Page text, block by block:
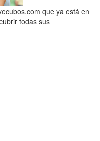
que ya está en
todas sus